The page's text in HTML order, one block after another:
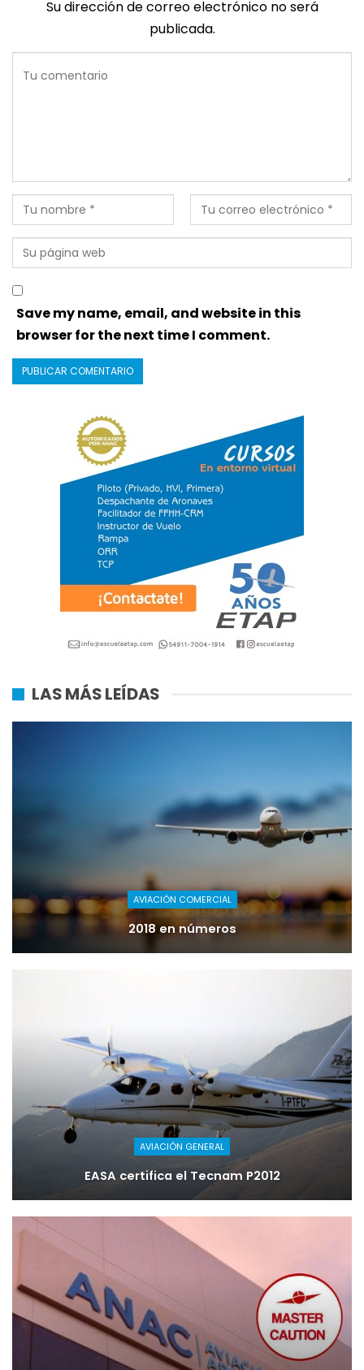
Su dirección de correo electrónico no será
publicada.
Save my name, email, and website in this
browser for the next time I comment.
LAS MÁS LEÍDAS
AVIACIÓN COMERCIAL
2018 en números
AVIACIÓN GENERAL
EASA certifica el Tecnam P2012